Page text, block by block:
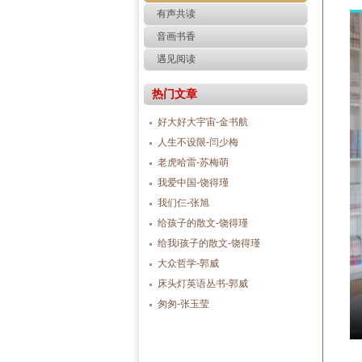
有声共读
音画书香
遇见阅读
热门文章
好大好大宇宙-金书航
人生不设限-闫少梅
老虎哈雷-苏梅萌
我爱中国-饶得瑾
我们仨-张旭
给孩子的散文-饶得瑾
给我i孩子的散文-饶得瑾
大众哲学-郭威
床头灯英语丛书-郭威
匆匆-张玉莹